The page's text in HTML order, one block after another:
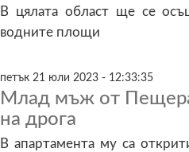
В цялата област ще се
водните площи
петък 21 юли 2023 - 12:33:35
Млад мъж от
на дрога
В апартамента му са